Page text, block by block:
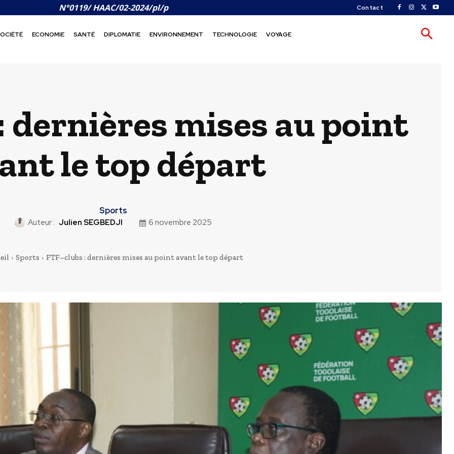
N°0119/ HAAC/02-2024/pl/p Contact
ECONOMIE SANTÉ DIPLOMATIE ENVIRONNEMENT TECHNOLOGIE VOYAGE
dernières mises au point
le top départ
Sports
Auteur : Julien SEGBEDJI 6 novembre 2025
Sports FTF–clubs : dernières mises au point avant le top départ